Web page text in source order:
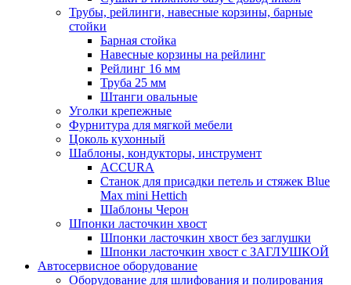
Трубы, рейлинги, навесные корзины, барные
стойки
Барная стойка
Навесные корзины на рейлинг
Рейлинг 16 мм
Труба 25 мм
Штанги овальные
Уголки крепежные
Фурнитура для мягкой мебели
Цоколь кухонный
Шаблоны, кондукторы, инструмент
ACCURA
Станок для присадки петель и стяжек Blue
Max mini Hettich
Шаблоны Черон
Шпонки ласточкин хвост
Шпонки ласточкин хвост без заглушки
Шпонки ласточкин хвост с ЗАГЛУШКОЙ
Автосервисное оборудование
Оборудование для шлифования и полирования